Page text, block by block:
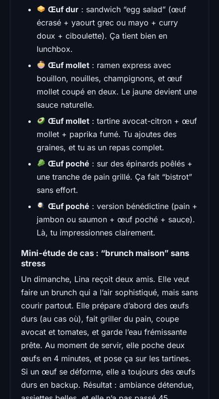
Œuf dur : sandwich “egg salad” (œuf
écrasé + yaourt grec ou mayo + curry
doux + ciboulette). Ça tient bien en
lunchbox.
Œuf mollet : ramen express avec
bouillon, nouilles, champignons, et œuf
mollet coupé en deux. Le jaune devient une
sauce naturelle.
Œuf mollet : tartine avocat-citron + œuf
mollet + paprika fumé. Tu ajoutes des
graines, et tu as un repas complet.
Œuf poché : sur des épinards poêlés +
une tranche de pain grillé. Ça fait “bistrot”
sans effort.
Œuf poché : version bénédictine (pain +
jambon ou saumon + œuf poché + sauce).
Là, tu impressionnes clairement.
Mini-étude de cas : “brunch maison” sans
stress
Un dimanche, Lina reçoit deux amis. Elle veut
faire un brunch qui a l’air sophistiqué, mais sans
courir partout. Elle prépare d’abord des œufs
durs (au cas où), fait griller du pain, coupe
avocat et tomates, et garde l’eau frémissante
prête. Au moment de servir, elle poche deux
œufs en 4 minutes, et pose ça sur les tartines.
Si un œuf se déforme, elle a toujours des œufs
durs en backup. Résultat : ambiance détendue,